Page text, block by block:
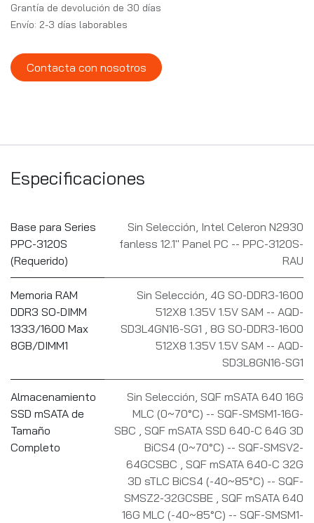
Grantía de devolución de 30 días
Envío: 2-3 días laborables
Contacta con nosotros
Especificaciones
Base para Series
PPC-3120S
(Requerido)
Sin Selección Intel Celeron N2930
fanless 12.1" Panel PC -- PPC-3120S-
RAU
Memoria RAM
DDR3 SO-DIMM
1333/1600 Max
8GB/DIMM1
Sin Selección 4G SO-DDR3-1600
512X8 1.35V 1.5V SAM -- AQD-
SD3L4GN16-SG1
8G SO-DDR3-1600
512X8 1.35V 1.5V SAM -- AQD-
SD3L8GN16-SG1
Almacenamiento
SSD mSATA de
Tamaño
Completo
Sin Selección SQF mSATA 640 16G
MLC (0~70°C) -- SQF-SMSM1-16G-
SBC
SQF mSATA SSD 640-C 64G 3D
BiCS4 (0~70°C) -- SQF-SMSV2-
64GCSBC
SQF mSATA 640-C 32G
3D sTLC BiCS4 (-40~85°C) -- SQF-
SMSZ2-32GCSBE SQF mSATA 640
16G MLC (-40~85°C) -- SQF-SMSM1-